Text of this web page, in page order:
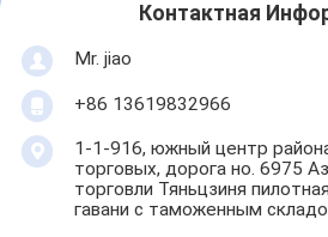
Контактная
Mr. jiao
+86 13619832966
1-1-916, южный центр
торговых, дорога но. 6975
торговли Тяньцзиня
гавани с таможенным